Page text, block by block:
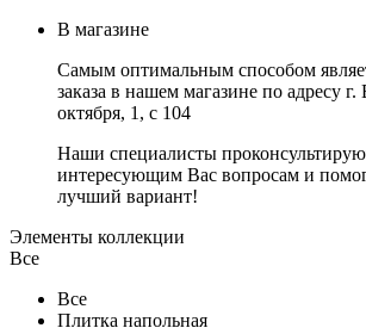
В магазине
Самым оптимальным способом
заказа в нашем магазине по адресу г.
октября, 1, с 104
Наши специалисты
интересующим Вас вопросам и
лучший вариант!
Элементы коллекции
Все
Все
Плитка напольная